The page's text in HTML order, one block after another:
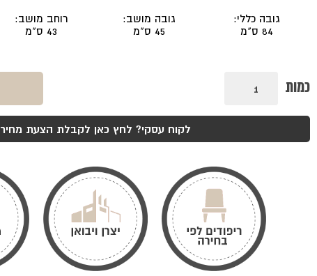
גובה כללי:
84 ס"מ
גובה מושב:
45 ס"מ
רוחב מושב:
43 ס"מ
כמות
לולה
לקוח עסקי? לחץ כאן לקבלת הצעת מחיר